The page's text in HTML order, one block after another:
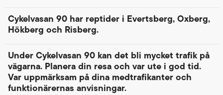
Cykelvasan 90 har reptider i Evertsberg, Oxberg,
Hökberg och Risberg.
Under Cykelvasan 90 kan det bli mycket trafik på
vägarna. Planera din resa och var ute i god tid.
Var uppmärksam på dina medtrafikanter och
funktionärernas anvisningar.